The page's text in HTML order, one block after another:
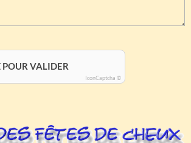
VALIDER
IconCaptcha ©